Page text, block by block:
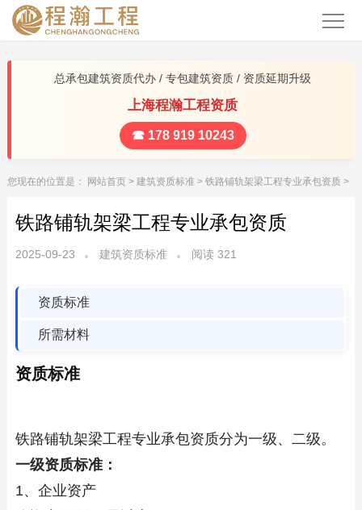
总承包建筑资质代办 / 专包建筑资质 / 资质延期升级
上海程瀚工程资质
☎ 178 919 10243
您现在的位置是： 网站首页> 建筑资质标准> 铁路铺轨架梁工程专业承包资质>
铁路铺轨架梁工程专业承包资质
2025-09-23 建筑资质标准 阅读 321
资质标准
所需材料
资质标准
铁路铺轨架梁工程专业承包资质分为一级、二级。
一级资质标准：
1、企业资产